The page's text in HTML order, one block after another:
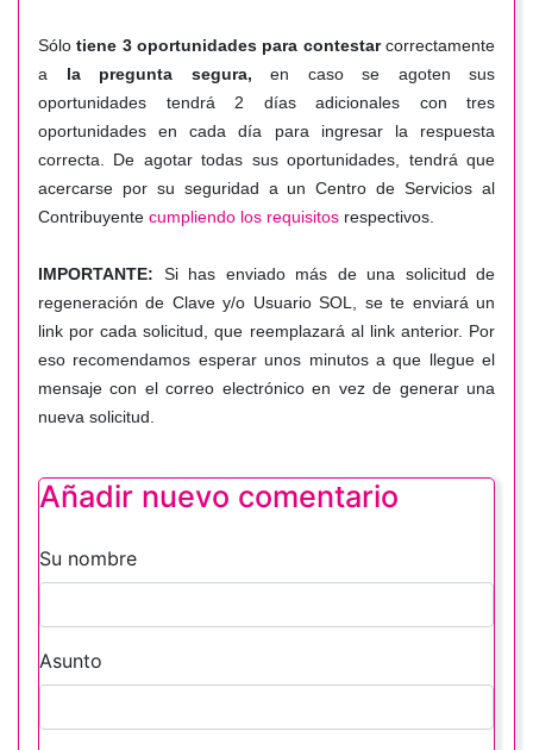
Sólotiene 3 oportunidades para contestarcorrectamente
a la pregunta segura, en caso se agoten sus
oportunidades tendrá 2 días adicionales con tres
oportunidades en cada día para ingresar la respuesta
correcta. De agotar todas sus oportunidades, tendrá que
acercarse por su seguridad a un Centro de Servicios al
Contribuyente cumpliendo los requisitos respectivos.
IMPORTANTE: Si has enviado más de una solicitud de
regeneración de Clave y/o Usuario SOL, se te enviará un
link por cada solicitud, que reemplazará al link anterior. Por
eso recomendamos esperar unos minutos a que llegue el
mensaje con el correo electrónico en vez de generar una
nueva solicitud.
Añadir nuevo comentario
Su nombre
Asunto